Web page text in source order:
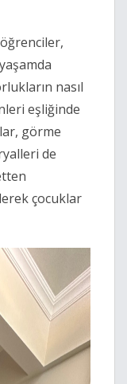
nasıl
eşliğinde
görme
de
çocuklar